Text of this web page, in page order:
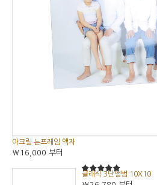
아크릴 논프레임 액자
55중에서
₩16,000 부터
클래식 3단앨범 10X10